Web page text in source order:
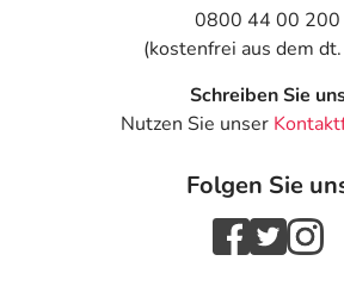
0800 44 00 200
(kostenfrei aus dem
Schreiben Sie
Nutzen Sie unser
Folgen Sie